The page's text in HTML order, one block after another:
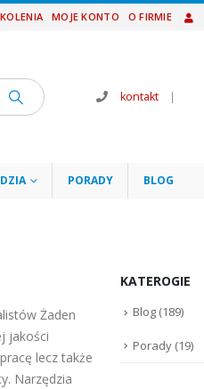
MOJE KONTO O FIRMIE
kontakt |
PORADY BLOG
Żaden
jakości
lecz także
Narzędzia
KATEROGIE
Blog (189)
Porady (19)